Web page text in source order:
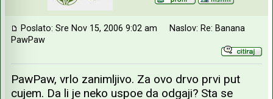
Poslato: Sre Nov 15, 2006 9:02 am
Naslov: Re: Banana
PawPaw
PawPaw, vrlo zanimljivo. Za ovo drvo prvi put
cujem. Da li je neko uspoe da odgaji? Sta se